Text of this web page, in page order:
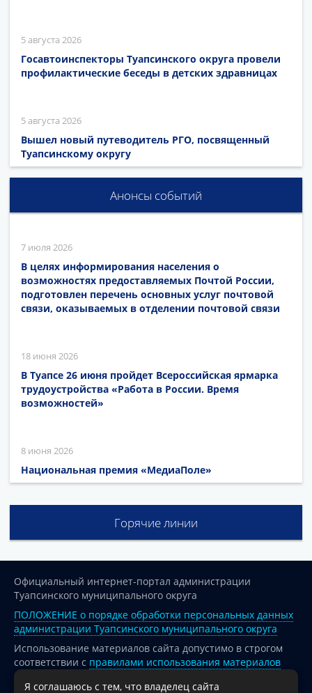
5 августа 2026
Госавтоинспекторы Туапсинского округа провели
профилактические беседы в детских здравницах
5 августа 2026
Вышел новый путеводитель РГО, посвященный
Туапсинскому округу
Анонсы событий
7 июля 2026
В целях информирования населения о
возможностях предоставляемых Почтой России,
подготовлен перечень основных услуг почтовой
связи, оказываемых в отделении почтовой связи
18 июня 2026
В Туапсе 26 июня пройдет Всероссийская ярмарка
трудоустройства «Работа в России. Время
возможностей»
8 июня 2026
Национальная премия «МедиаПоле»
Горячие линии
Официальный интернет-портал администрации
Туапсинского муниципального округа
ПОЛОЖЕНИЕ о порядке обработки персональных данных
администрации Туапсинского муниципального округа
Использование материалов сайта допустимо в строгом
соответствии с правилами использования материалов
опубликованных на сайте
Я соглашаюсь с тем, что владелец сайта